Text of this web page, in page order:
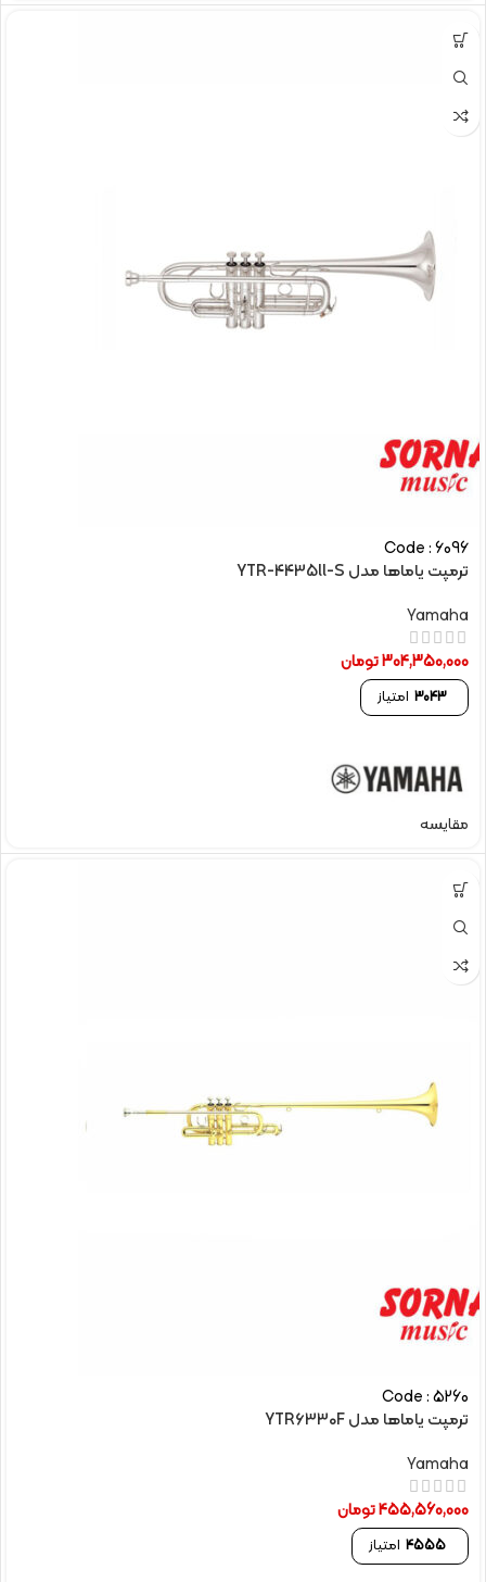
Code : 6096
ترمپت یاماها مدل YTR-4435ll-S
Yamaha
304,350,000تومان
3043 امتیاز
مقایسه
Code : 5260
ترمپت یاماها مدل YTR6330F
Yamaha
455,560,000تومان
4555 امتیاز